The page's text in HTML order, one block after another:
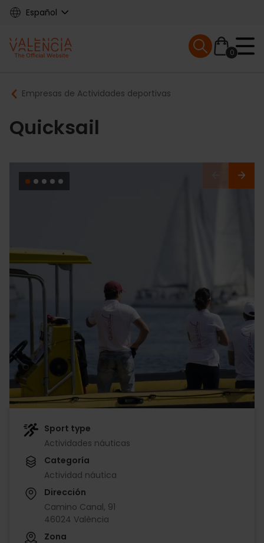
Skip
content
Español
Main
navigation
0
Mobile menu
Breadcrumb
Empresas de Actividades deportivas
Quicksail
Sport type
Actividades náuticas
Categoría
Actividad náutica
Dirección
Camino Canal, 91
46024 València
Zona